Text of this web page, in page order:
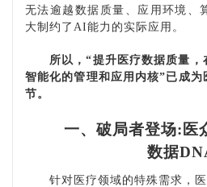
无法逾越数据质量、应用环境、
大制约了AI能力的实际应用。
所以，“提升医疗数据质量，
智能化的管理和应用内核”已成为
节。
一、破局者登场:医
数据
针对医疗领域的特殊需求，